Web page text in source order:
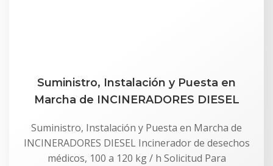
Suministro, Instalación y Puesta en
Marcha de INCINERADORES DIESEL
Suministro, Instalación y Puesta en Marcha de
INCINERADORES DIESEL Incinerador de desechos
médicos, 100 a 120 kg / h Solicitud Para